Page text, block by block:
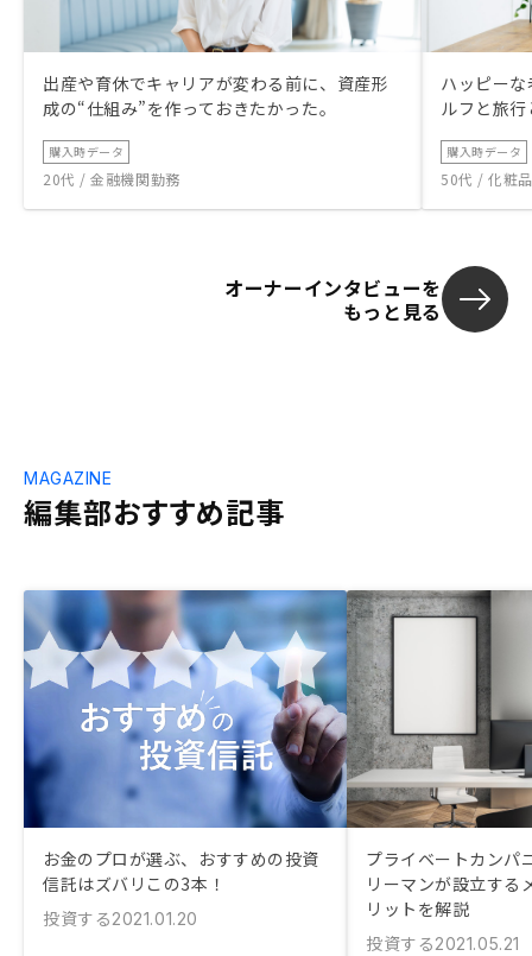
出産や育休でキャリアが変わる前に、資産形
成の“仕組み”を作っておきたかった。
購入時データ
20代 / 金融機関勤務
ハッピー
ルフと旅
購入時データ
50代 / 化粧
オーナーインタビューを
もっと見る
編集部おすすめ記事
MAGAZINE
お金のプロが選ぶ、おすすめの投資
信託はズバリこの3本！
投資する2021.01.20
プライベートカンパ
リーマンが設立する
リットを解説
投資する2021.05.21